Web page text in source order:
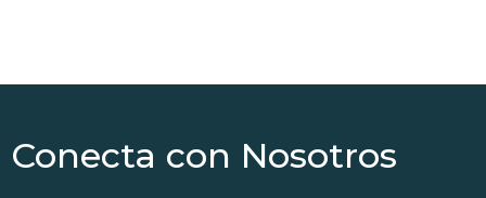
Conecta con Nosotros